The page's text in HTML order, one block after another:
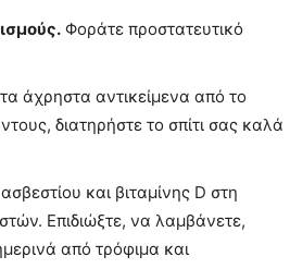
Φοράτε προστατευτικό
άχρηστα αντικείμενα από το
διατηρήστε το σπίτι σας καλά
και βιταμίνης D στη
Επιδιώξτε, να λαμβάνετε,
από τρόφιμα και